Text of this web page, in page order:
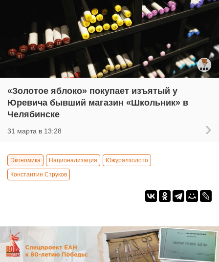
«Золотое яблоко» покупает изъятый у
Юревича бывший магазин «Школьник» в
Челябинске
31 марта в 13:28
Экономика Национализация Южуралзолото
Константин Струков